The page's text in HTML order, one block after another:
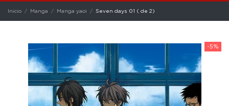
Inicio Manga Manga yaoi Seven days 01 ( de 2)
-5%